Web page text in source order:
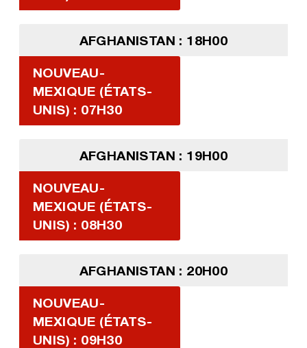
AFGHANISTAN : 18H00
NOUVEAU-
MEXIQUE (ÉTATS-
UNIS) : 07H30
AFGHANISTAN : 19H00
NOUVEAU-
MEXIQUE (ÉTATS-
UNIS) : 08H30
AFGHANISTAN : 20H00
NOUVEAU-
MEXIQUE (ÉTATS-
UNIS) : 09H30